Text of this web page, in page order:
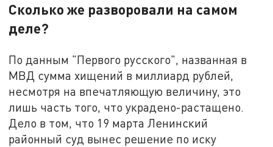
Сколько же разворовали на самом
деле?
По данным "Первого русского", названная в
МВД сумма хищений в миллиард рублей,
несмотря на впечатляющую величину, это
лишь часть того, что украдено-растащено.
Дело в том, что 19 марта Ленинский
районный суд вынес решение по иску